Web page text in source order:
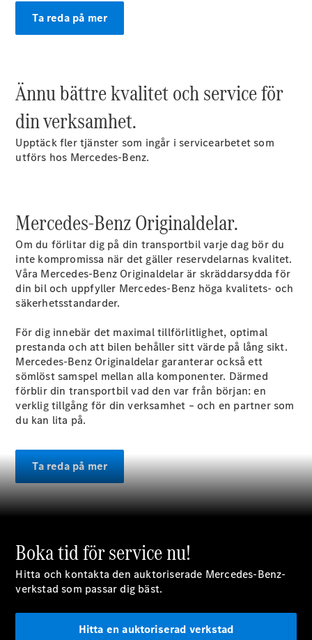
Alla Citan
Tourer
Konfigurator
Hitta din
återförsäljare
Alla
Familjebilar
Marco Polo
Horizon
Marco Polo
Konfigurator
Hitta din
återförsäljare
eSprinter
Alla
Skåpbil
eSprinter
Chassi
Elektrisk
eSprinter
Flakbil
Ta reda på mer
Ännu bättre kvalitet och service för
din verksamhet.
Upptäck fler tjänster som ingår i servicearbetet som
utförs hos Mercedes-Benz.
Mercedes-Benz Originaldelar.
Om du förlitar dig på din transportbil varje dag bör du
inte kompromissa när det gäller reservdelarnas kvalitet.
Våra Mercedes-Benz Originaldelar är skräddarsydda för
din bil och uppfyller Mercedes-Benz höga kvalitets- och
säkerhetsstandarder.
För dig innebär det maximal tillförlitlighet, optimal
prestanda och att bilen behåller sitt värde på lång sikt.
Mercedes-Benz Originaldelar garanterar också ett
sömlöst samspel mellan alla komponenter. Därmed
förblir din transportbil vad den var från början: en
verklig tillgång för din verksamhet – och en partner som
du kan lita på.
Ta reda på mer
Boka tid för service nu!
Hitta och kontakta den auktoriserade Mercedes-Benz-
verkstad som passar dig bäst.
Hitta en auktoriserad verkstad